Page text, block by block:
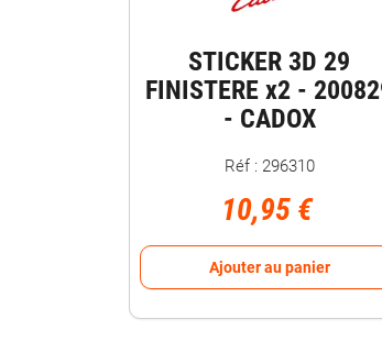
STICKER 3D 29
FINISTERE x2 -
- CADOX
Réf : 296310
10,95 €
Ajouter au panier